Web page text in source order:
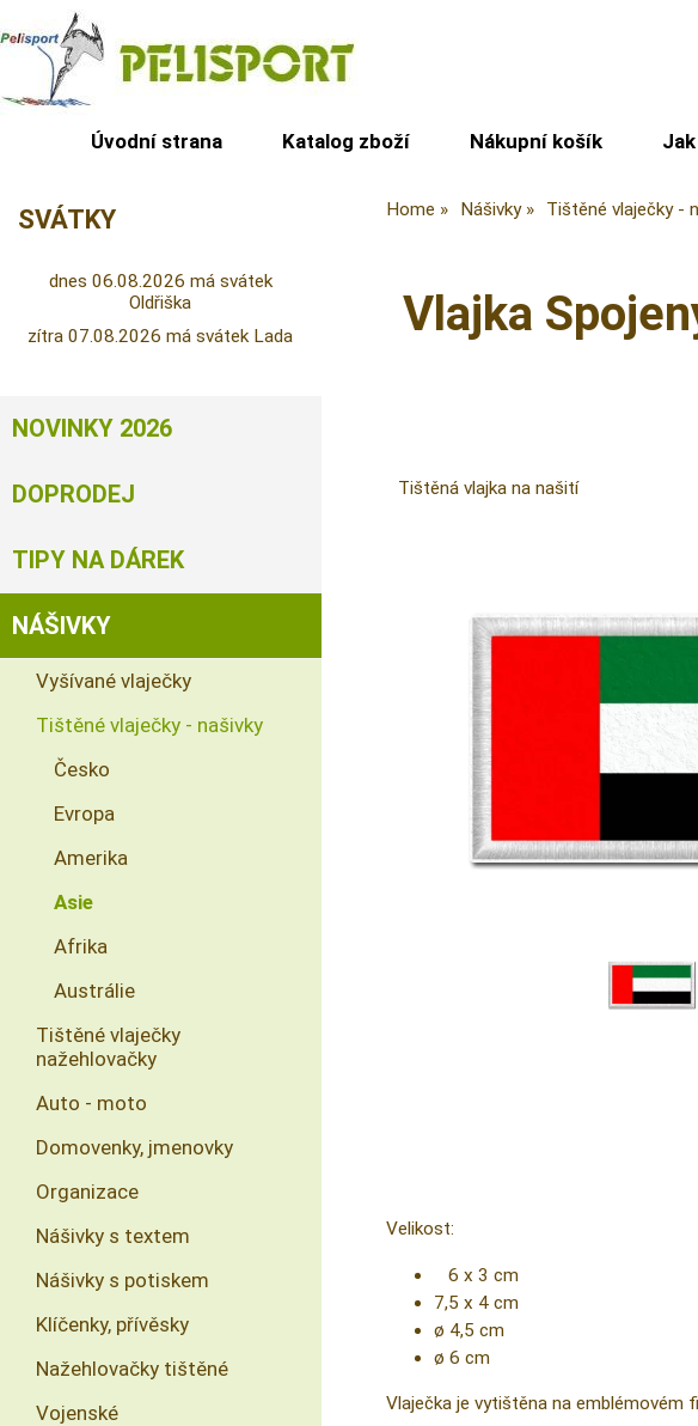
Úvodní strana Katalog zboží Nákupní košík
Home Nášivky Tištěné vlaječky -
Vlajka
Tištěná vlajka na našití
Velikost:
6 x 3 cm
7,5 x 4 cm
ø 4,5 cm
ø 6 cm
Vlaječka je vytištěna na emblémovém
SVÁTKY
dnes 06.08.2026 má svátek
Oldřiška
zítra 07.08.2026 má svátek Lada
NOVINKY 2026
DOPRODEJ
TIPY NA DÁREK
NÁŠIVKY
Vyšívané vlaječky
Tištěné vlaječky - našivky
Česko
Evropa
Amerika
Asie
Afrika
Austrálie
Tištěné vlaječky
nažehlovačky
Auto - moto
Domovenky, jmenovky
Organizace
Nášivky s textem
Nášivky s potiskem
Klíčenky, přívěsky
Nažehlovačky tištěné
Vojenské